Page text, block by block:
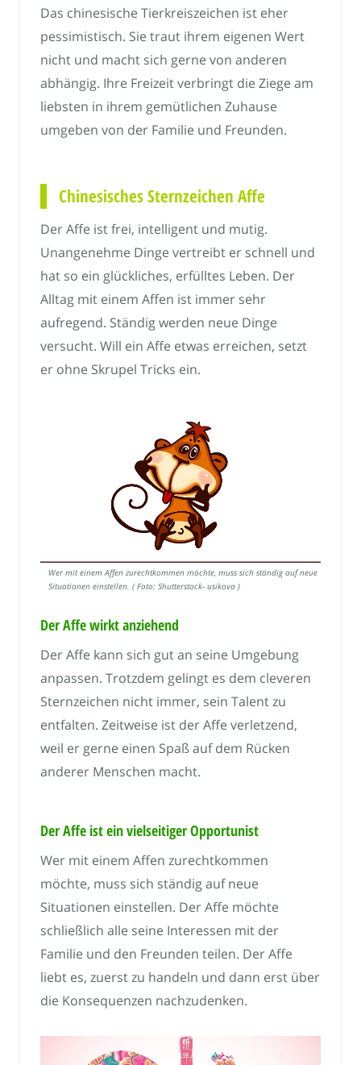
Das chinesische Tierkreiszeichen ist eher
pessimistisch. Sie traut ihrem eigenen Wert
nicht und macht sich gerne von anderen
abhängig. Ihre Freizeit verbringt die Ziege am
liebsten in ihrem gemütlichen Zuhause
umgeben von der Familie und Freunden.
Chinesisches Sternzeichen Affe
Der Affe ist frei, intelligent und mutig.
Unangenehme Dinge vertreibt er schnell und
hat so ein glückliches, erfülltes Leben. Der
Alltag mit einem Affen ist immer sehr
aufregend. Ständig werden neue Dinge
versucht. Will ein Affe etwas erreichen, setzt
er ohne Skrupel Tricks ein.
Wer mit einem Affen zurechtkommen möchte, muss sich ständig auf neue
Situationen einstellen. ( Foto: Shutterstock- usikova )
Der Affe wirkt anziehend
Der Affe kann sich gut an seine Umgebung
anpassen. Trotzdem gelingt es dem cleveren
Sternzeichen nicht immer, sein Talent zu
entfalten. Zeitweise ist der Affe verletzend,
weil er gerne einen Spaß auf dem Rücken
anderer Menschen macht.
Der Affe ist ein vielseitiger Opportunist
Wer mit einem Affen zurechtkommen
möchte, muss sich ständig auf neue
Situationen einstellen. Der Affe möchte
schließlich alle seine Interessen mit der
Familie und den Freunden teilen. Der Affe
liebt es, zuerst zu handeln und dann erst über
die Konsequenzen nachzudenken.